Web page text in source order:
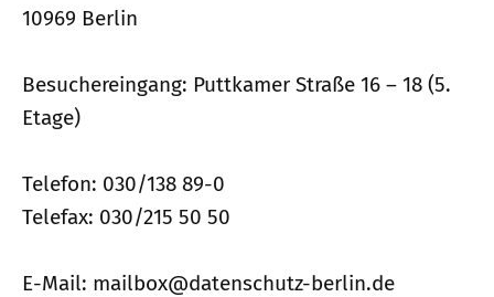
10969 Berlin
Besuchereingang: Puttkamer Straße 16 – 18 (5.
Etage)
Telefon: 030/138 89-0
Telefax: 030/215 50 50
E-Mail: mailbox@datenschutz-berlin.de